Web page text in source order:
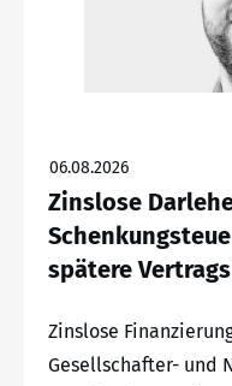
06.08.2026
Zinslose
spätere
Zinslose
Gesellschafter- und